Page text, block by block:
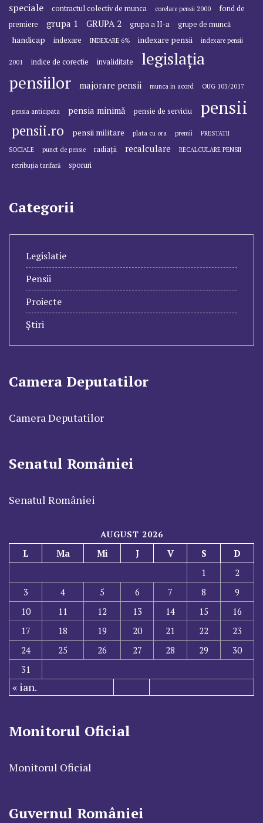
speciale
contractul colectiv de munca corelare pensii 2000
fond de
premiere
grupa 1 GRUPA 2 grupa a II-a grupe de muncă
handicap indexare INDEXARE 6% indexare pensii indexare pensii
2001 indice de corectie invaliditate
legislația
pensiilor
majorare pensii munca in acord OUG 103/2017
pensia anticipata pensia minimă pensie de serviciu pensii
pensii.ro pensii militare plata cu ora premii
PRESTATII
SOCIALE
punct de pensie radiații recalculare
RECALCULARE PENSII
retribuția tarifară
sporuri
Categorii
Legislatie
Pensii
Proiecte
Știri
Camera Deputatilor
Camera Deputatilor
Senatul României
Senatul României
AUGUST 2026
L Ma Mi J V S
D
1
2
3
4 5 6 7 8
9
10
11 12 13 14 15
16
17
18 19 20 21 22
23
24
25 26 27 28 29
30
31
« ian.
Monitorul Oficial
Monitorul Oficial
Guvernul României